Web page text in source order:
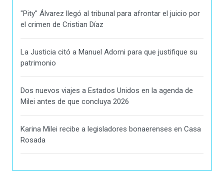
"Pity" Álvarez llegó al tribunal para afrontar el juicio por
el crimen de Cristian Díaz
La Justicia citó a Manuel Adorni para que justifique su
patrimonio
Dos nuevos viajes a Estados Unidos en la agenda de
Milei antes de que concluya 2026
Karina Milei recibe a legisladores bonaerenses en Casa
Rosada